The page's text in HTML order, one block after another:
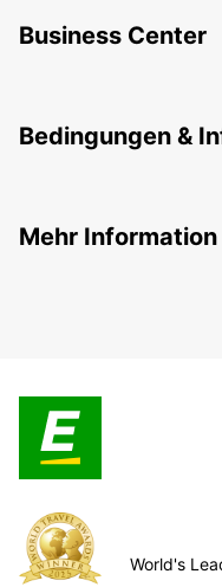
Business Center
Bedingungen &
Mehr Information
World's